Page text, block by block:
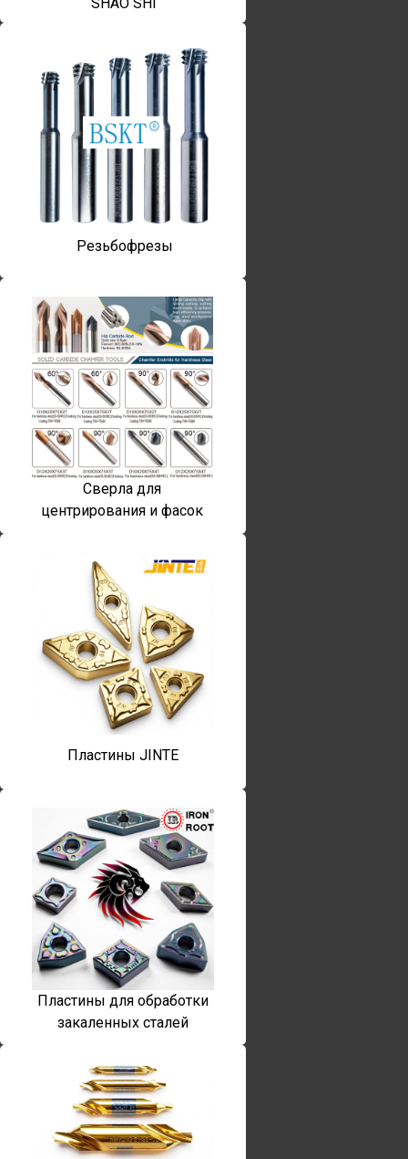
Резьбофрезы
Сверла для
центрирования и фасок
Пластины JINTE
Пластины для обработки
закаленных сталей